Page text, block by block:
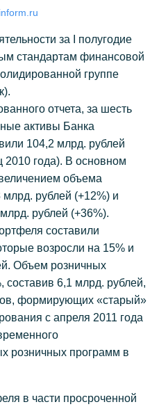
за I полугодие
стандартам финансовой
группе
отчета, за шесть
активы Банка
104,2 млрд. рублей
2010 года). В основном
объема
рублей (+12%) и
рублей (+36%).
составили
возросли на 15% и
Объем розничных
составив 6,1 млрд. рублей,
формирующих «старый»
с апреля 2011 года
розничных программ в
в части просроченной